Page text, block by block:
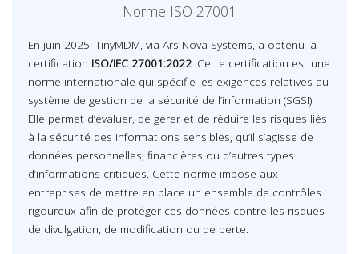
Norme ISO 27001
En juin 2025, TinyMDM, via Ars Nova Systems, a obtenu la
certification ISO/IEC 27001:2022. Cette certification est une
norme internationale qui spécifie les exigences relatives au
système de gestion de la sécurité de l’information (SGSI).
Elle permet d’évaluer, de gérer et de réduire les risques liés
à la sécurité des informations sensibles, qu’il s’agisse de
données personnelles, financières ou d’autres types
d’informations critiques. Cette norme impose aux
entreprises de mettre en place un ensemble de contrôles
rigoureux afin de protéger ces données contre les risques
de divulgation, de modification ou de perte.